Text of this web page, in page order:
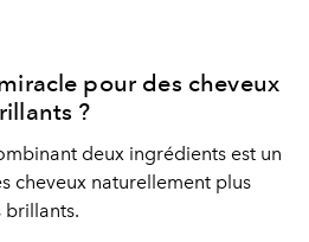
pour des cheveux
?
deux ingrédients est un
cheveux naturellement plus
brillants.